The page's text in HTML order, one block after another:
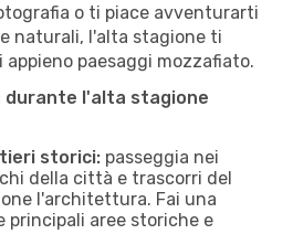
o ti piace avventurarti
naturali, l'alta stagione ti
paesaggi mozzafiato.
l'alta stagione
storici: passeggia nei
della città e trascorri del
l'architettura. Fai una
principali aree storiche e